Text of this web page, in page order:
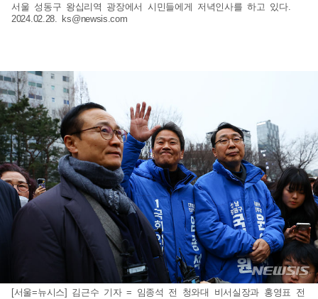
서울 성동구 왕십리역 광장에서 시민들에게 저녁인사를 하고 있다.
2024.02.28. ks@newsis.com
[서울=뉴시스] 김근수 기자 = 임종석 전 청와대 비서실장과 홍영표 전